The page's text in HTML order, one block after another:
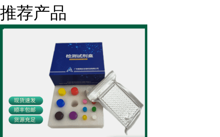
推荐产品